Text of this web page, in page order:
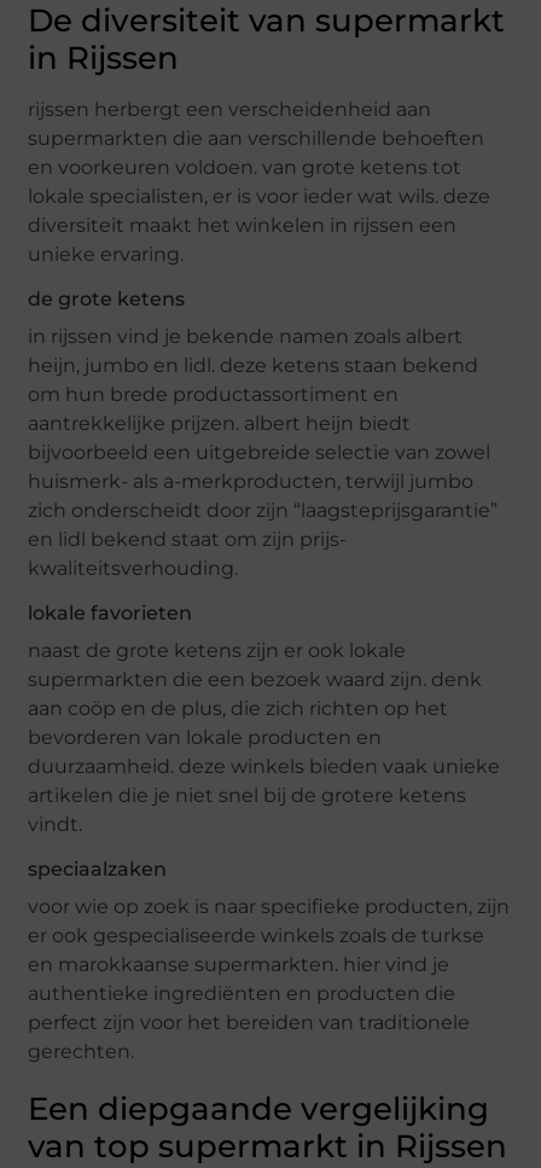
De diversiteit van supermarkt
in Rijssen
rijssen herbergt een verscheidenheid aan
supermarkten die aan verschillende behoeften
en voorkeuren voldoen. van grote ketens tot
lokale specialisten, er is voor ieder wat wils. deze
diversiteit maakt het winkelen in rijssen een
unieke ervaring.
de grote ketens
in rijssen vind je bekende namen zoals albert
heijn, jumbo en lidl. deze ketens staan bekend
om hun brede productassortiment en
aantrekkelijke prijzen. albert heijn biedt
bijvoorbeeld een uitgebreide selectie van zowel
huismerk- als a-merkproducten, terwijl jumbo
zich onderscheidt door zijn “laagsteprijsgarantie”
en lidl bekend staat om zijn prijs-
kwaliteitsverhouding.
lokale favorieten
naast de grote ketens zijn er ook lokale
supermarkten die een bezoek waard zijn. denk
aan coöp en de plus, die zich richten op het
bevorderen van lokale producten en
duurzaamheid. deze winkels bieden vaak unieke
artikelen die je niet snel bij de grotere ketens
vindt.
speciaalzaken
voor wie op zoek is naar specifieke producten, zijn
er ook gespecialiseerde winkels zoals de turkse
en marokkaanse supermarkten. hier vind je
authentieke ingrediënten en producten die
perfect zijn voor het bereiden van traditionele
gerechten.
Een diepgaande vergelijking
van top supermarkt in Rijssen